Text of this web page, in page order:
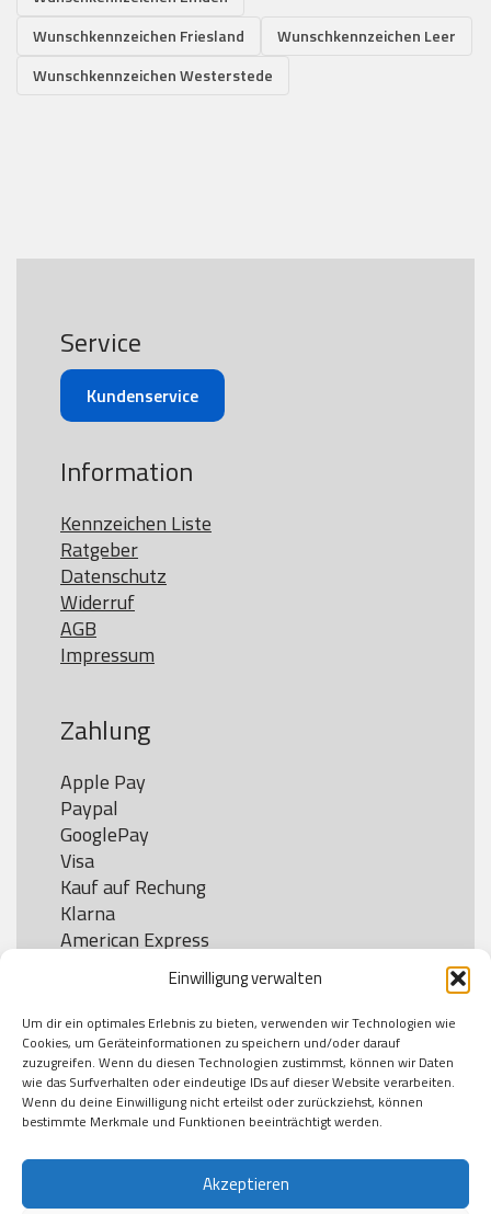
Einwilligung verwalten
Um dir ein optimales Erlebnis zu bieten, verwenden wir Technologien wie
Cookies, um Geräteinformationen zu speichern und/oder darauf
zuzugreifen. Wenn du diesen Technologien zustimmst, können wir Daten
wie das Surfverhalten oder eindeutige IDs auf dieser Website verarbeiten.
Wenn du deine Einwilligung nicht erteilst oder zurückziehst, können
bestimmte Merkmale und Funktionen beeinträchtigt werden.
Akzeptieren
Wunschkennzeichen Friesland
Wunschkennzeichen Leer
Wunschkennzeichen Westerstede
Service
Kundenservice
Information
Kennzeichen Liste
Ratgeber
Datenschutz
Widerruf
AGB
Impressum
Zahlung
Apple Pay
Paypal
GooglePay
Visa
Kauf auf Rechung
Klarna
American Express
Versand
DHL
Klimaneutral